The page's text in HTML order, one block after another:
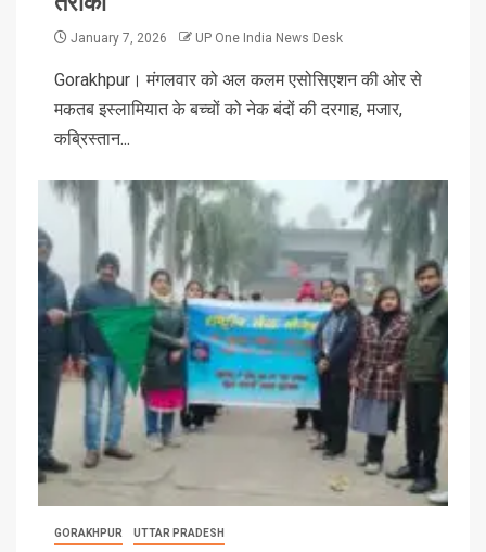
January 7, 2026 UP One India News Desk
Gorakhpur। मंगलवार को अल कलम एसोसिएशन की ओर से
मकतब इस्लामियात के बच्चों को नेक बंदों की दरगाह, मजार,
कब्रिस्तान...
GORAKHPUR UTTAR PRADESH